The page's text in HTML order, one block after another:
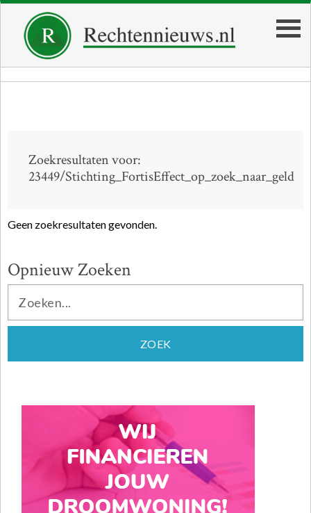
Zoekresultaten voor:
23449/Stichting_FortisEffect_op_zoek_naar_geld
Geen zoekresultaten gevonden.
Opnieuw Zoeken